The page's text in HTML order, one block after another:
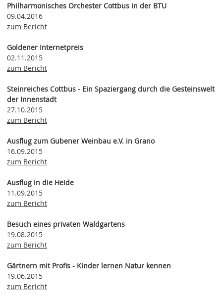
Philharmonisches Orchester Cottbus in der BTU
09.04.2016
zum Bericht
Goldener Internetpreis
02.11.2015
zum Bericht
Steinreiches Cottbus - Ein Spaziergang durch die Gesteinswelt
der Innenstadt
27.10.2015
zum Bericht
Ausflug zum Gubener Weinbau e.V. in Grano
16.09.2015
zum Bericht
Ausflug in die Heide
11.09.2015
zum Bericht
Besuch eines privaten Waldgartens
19.08.2015
zum Bericht
Gärtnern mit Profis - Kinder lernen Natur kennen
19.06.2015
zum Bericht